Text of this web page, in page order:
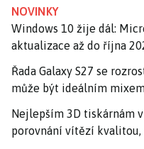
NOVINKY
Windows 10 žije dál:
aktualizace až do října
Řada Galaxy S27 se
může být ideálním
Nejlepším 3D tiskárnám
porovnání vítězí